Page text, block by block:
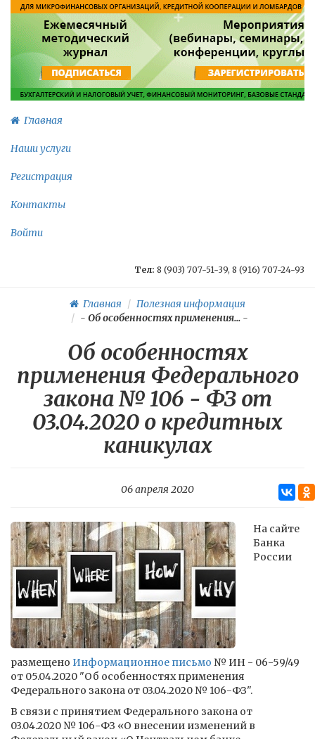
Главная
Наши услуги
Регистрация
Контакты
Войти
Тел: 8 (903) 707-51-39, 8 (916) 707-24-93
Главная
Полезная информация
- Об особенностях применения...-
Об особенностях
применения Федерального
закона № 106 - ФЗ от
03.04.2020 о кредитных
каникулах
06 апреля 2020
На сайте
Банка
России
размещено Информационное письмо № ИН - 06-59/49
от 05.04.2020 "Об особенностях применения
Федерального закона от 03.04.2020 № 106-ФЗ".
В связи с принятием Федерального закона от
03.04.2020 № 106-ФЗ «О внесении изменений в